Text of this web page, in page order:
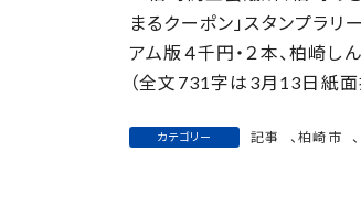
まるクーポン」スタンプラ
アム版４千円・２本、柏崎し
（全文731字は3月13日紙面
カテゴリー 記事 、柏崎市 、